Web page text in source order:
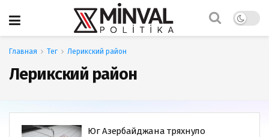
Главная Тег Лерикский район
Лерикский район
Юг Азербайджана тряхнуло